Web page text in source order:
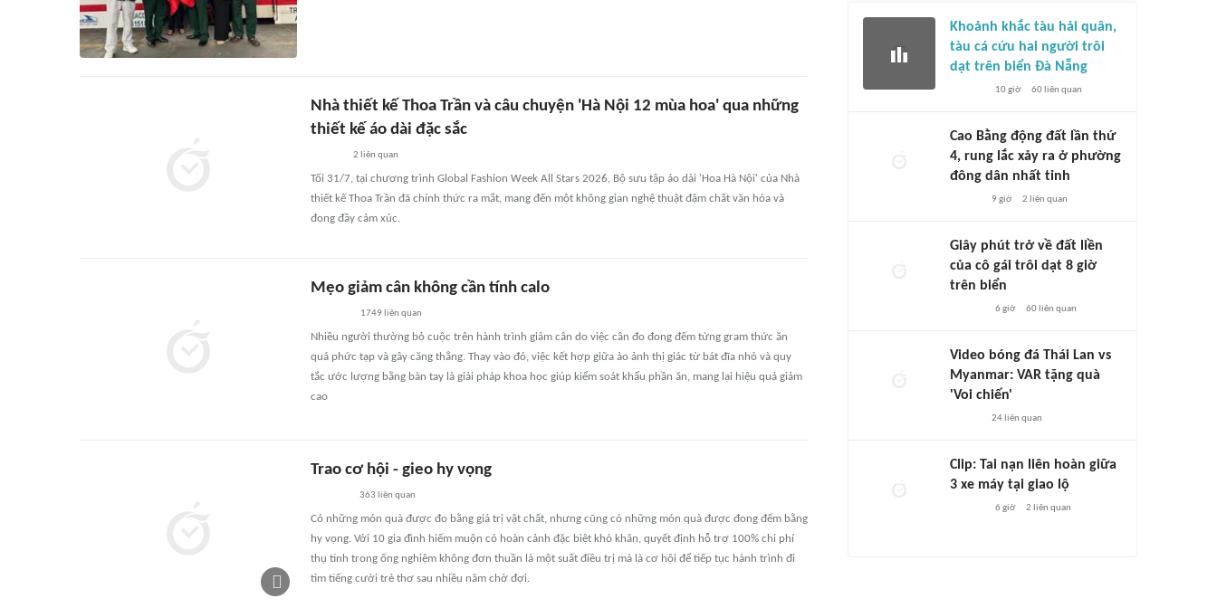
Nhà thiết kế Thoa Trần và câu chuyện 'Hà Nội 12 mùa hoa' qua những
thiết kế áo dài đặc sắc
2 liên quan
Tối 31/7, tại chương trình Global Fashion Week All Stars 2026, Bộ sưu tập áo dài 'Hoa Hà Nội' của Nhà
thiết kế Thoa Trần đã chính thức ra mắt, mang đến một không gian nghệ thuật đậm chất văn hóa và
đong đầy cảm xúc.
Mẹo giảm cân không cần tính calo
1749 liên quan
Nhiều người thường bỏ cuộc trên hành trình giảm cân do việc cân đo đong đếm từng gram thức ăn
quá phức tạp và gây căng thẳng. Thay vào đó, việc kết hợp giữa ảo ảnh thị giác từ bát đĩa nhỏ và quy
tắc ước lượng bằng bàn tay là giải pháp khoa học giúp kiểm soát khẩu phần ăn, mang lại hiệu quả giảm
cao
Trao cơ hội - gieo hy vọng
363 liên quan
Có những món quà được đo bằng giá trị vật chất, nhưng cũng có những món quà được đong đếm bằng
hy vọng. Với 10 gia đình hiếm muộn có hoàn cảnh đặc biệt khó khăn, quyết định hỗ trợ 100% chi phí
thụ tinh trong ống nghiệm không đơn thuần là một suất điều trị mà là cơ hội để tiếp tục hành trình đi
tìm tiếng cười trẻ thơ sau nhiều năm chờ đợi.
Khoảnh khắc tàu hải quân,
tàu cá cứu hai người trôi
dạt trên biển Đà Nẵng
10 giờ 60liên quan
Cao Bằng động đất lần thứ
4, rung lắc xảy ra ở phường
đông dân nhất tỉnh
9 giờ 2 liên quan
Giây phút trở về đất liền
của cô gái trôi dạt 8 giờ
trên biển
6 giờ 60liên quan
Video bóng đá Thái Lan vs
Myanmar: VAR tặng quà
'Voi chiến'
24liên quan
Clip: Tai nạn liên hoàn giữa
3 xe máy tại giao lộ
6 giờ 2 liên quan